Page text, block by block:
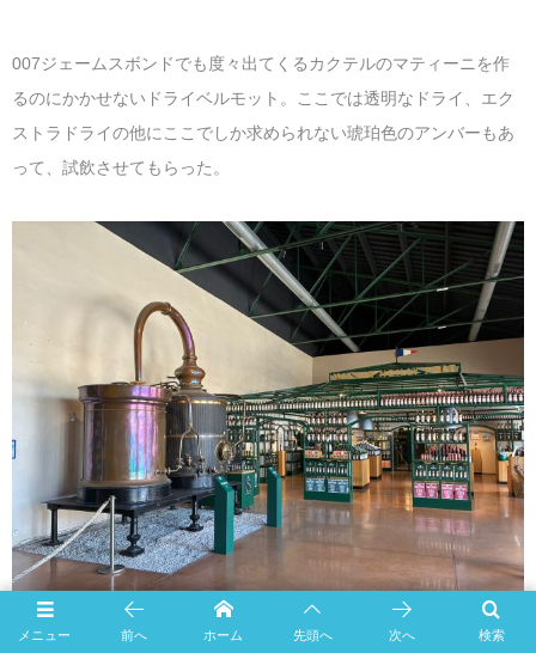
007ジェームスボンドでも度々出てくるカクテルのマティーニを作
るのにかかせないドライベルモット。ここでは透明なドライ、エク
ストラドライの他にここでしか求められない琥珀色のアンバーもあ
って、試飲させてもらった。
メニュー 検索
前へ ホーム 先頭へ 次へ